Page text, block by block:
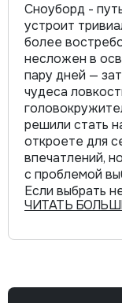
Сноуборд -
устроит
более
несложен в
пару дней —
чудеса
решили стать
откроете для
впечатлений,
с проблемой
Если выбрать
ЧИТАТЬ